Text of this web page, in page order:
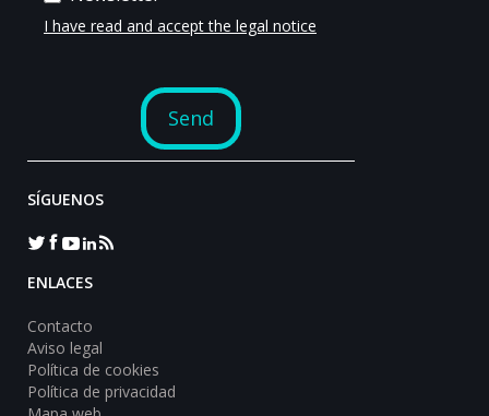
SÍGUENOS
ENLACES
Contacto
Aviso legal
Política de cookies
Política de privacidad